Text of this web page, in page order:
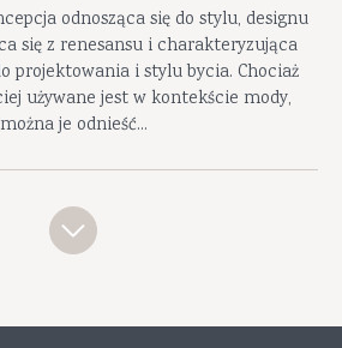
odnosząca się do stylu, designu
się z renesansu i charakteryzująca
projektowania i stylu bycia. Chociaż
używane jest w kontekście mody,
można je odnieść...